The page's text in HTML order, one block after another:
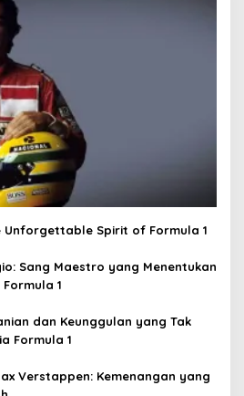
Unforgettable Spirit of Formula 1
Sang Maestro yang Menentukan
1
dan Keunggulan yang Tak
Formula 1
Verstappen: Kemenangan yang